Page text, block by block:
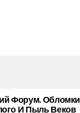
Форум. Обломки
И Пыль Веков